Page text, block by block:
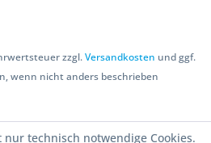
zzgl.Versandkosten und ggf.
wenn nicht anders beschrieben
nur technisch notwendige Cookies.